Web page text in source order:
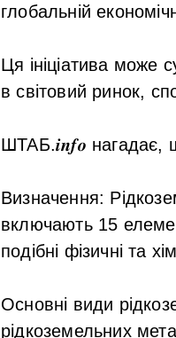
глобальній
Ця ініціатива може
в світовий ринок,
ШТАБ.𝒊𝒏𝒇𝒐 нагадає,
Визначення:
включають 15
подібні фізичні та
Основні види
рідкоземельних